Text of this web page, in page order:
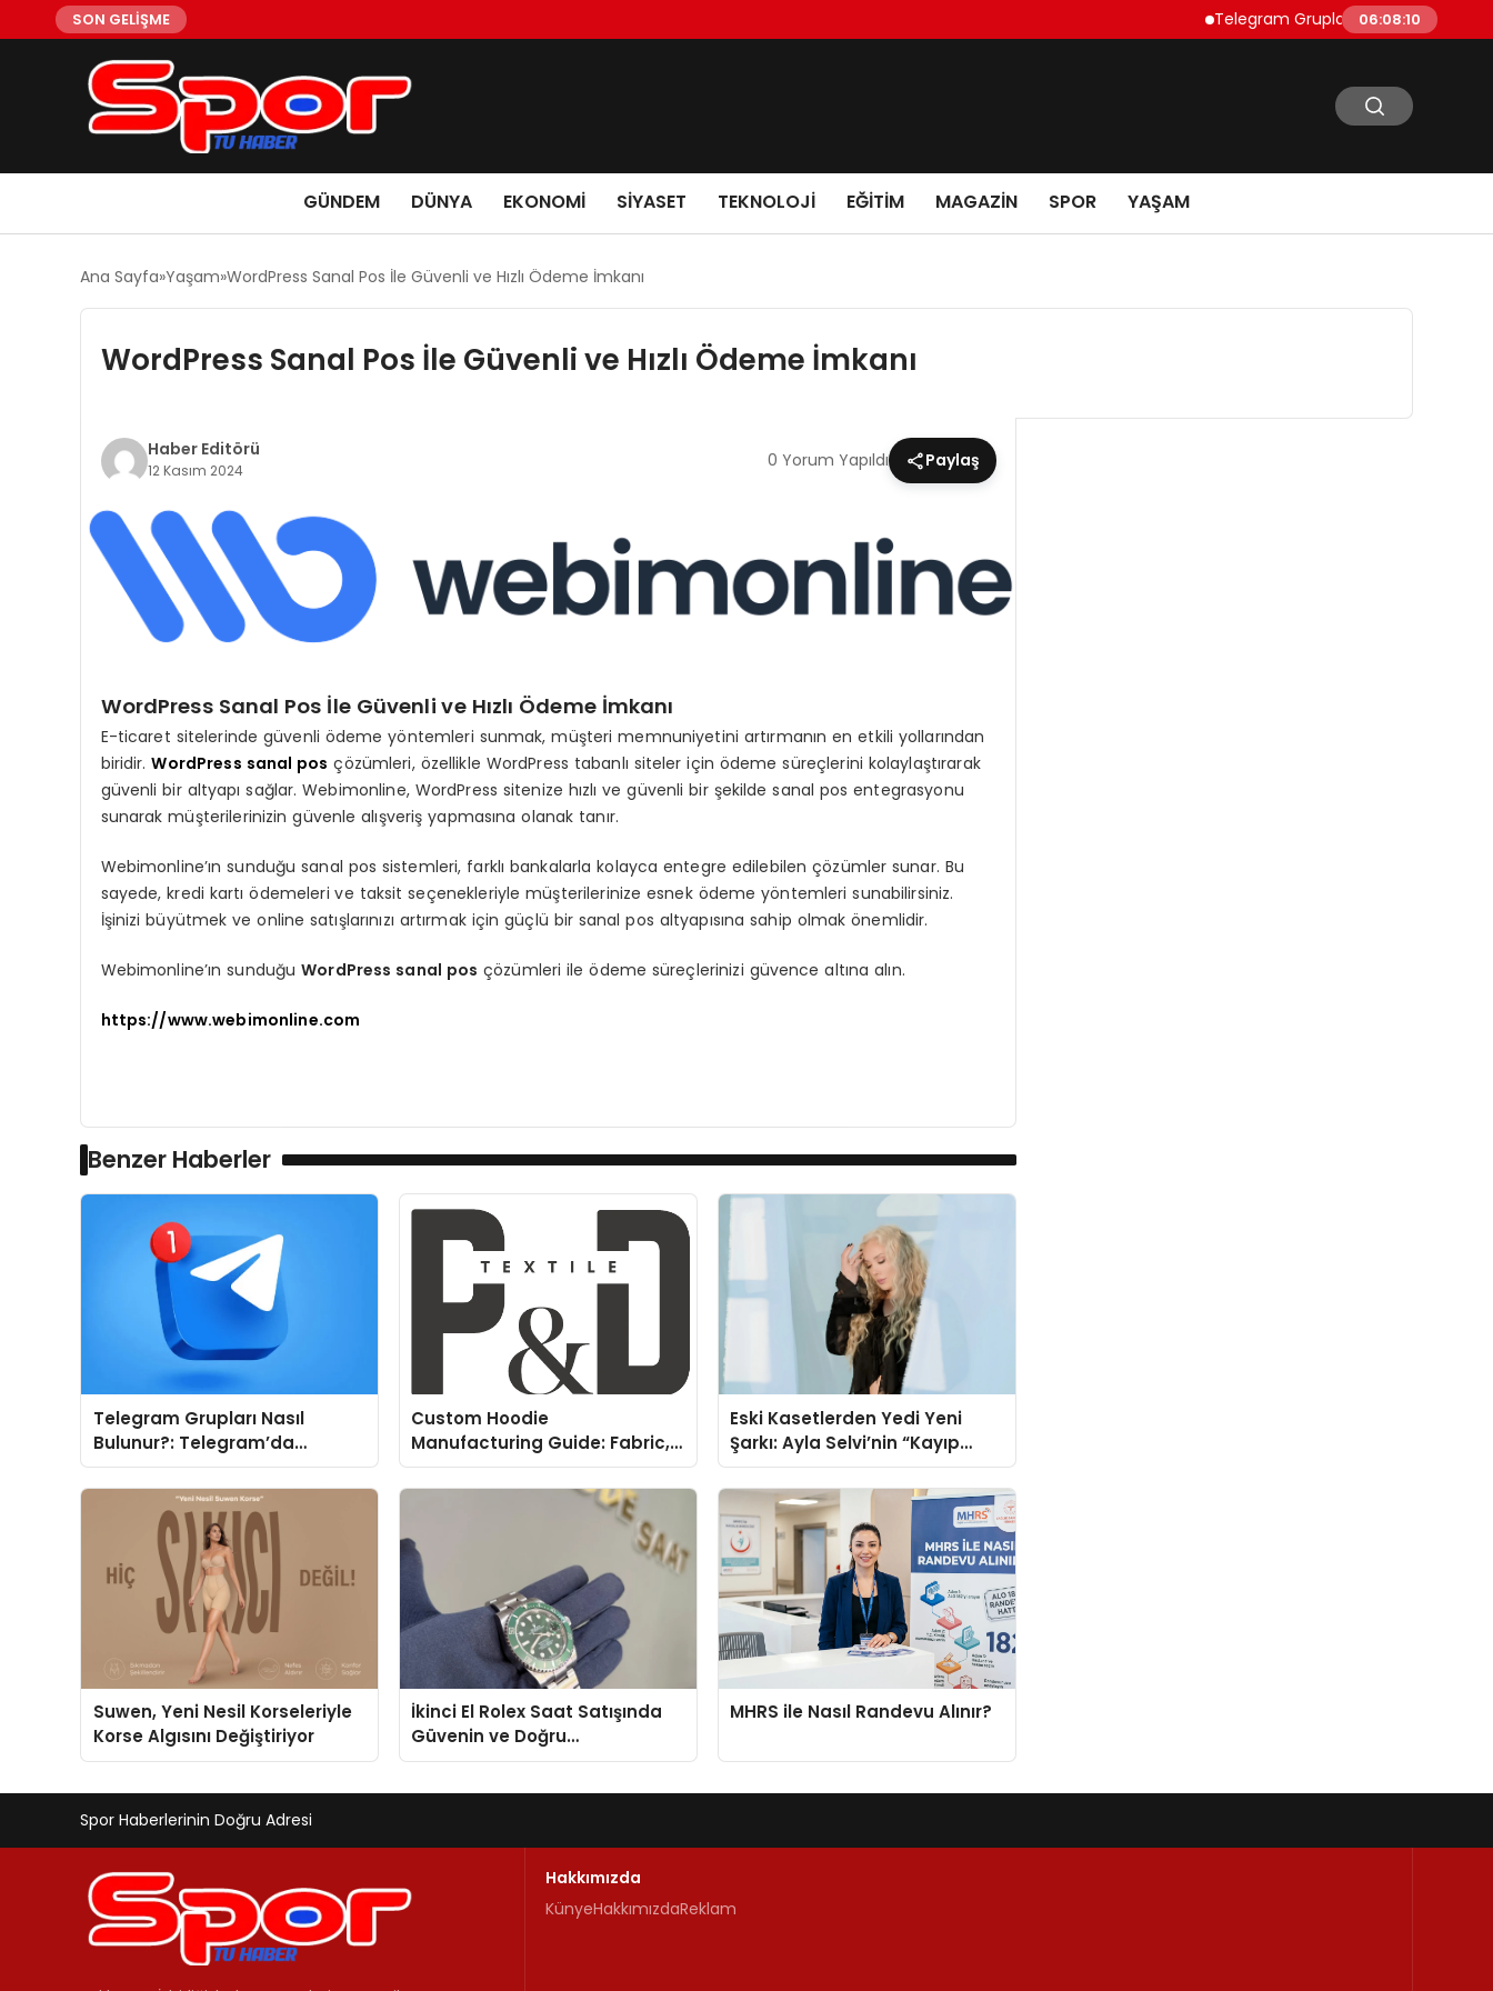
SON GELİŞME Telegram Grupları Nasıl Bulunur?:
06:08:10
GÜNDEM DÜNYA EKONOMI SIYASET TEKNOLOJI EĞITIM MAGAZIN SPOR YAŞAM
Ana Sayfa Yaşam WordPress Sanal Pos İle Güvenli ve Hızlı Ödeme İmkanı
WordPress Sanal Pos İle Güvenli ve Hızlı Ödeme İmkanı
Haber Editörü
12 Kasım 2024 0 Yorum Yapıldı Paylaş
WordPress Sanal Pos İle Güvenli ve Hızlı Ödeme İmkanı
E-ticaret sitelerinde güvenli ödeme yöntemleri sunmak, müşteri memnuniyetini artırmanın en etkili yollarından
biridir.WordPress sanal pos çözümleri, özellikle WordPress tabanlı siteler için ödeme süreçlerini kolaylaştırarak
güvenli bir altyapı sağlar. Webimonline, WordPress sitenize hızlı ve güvenli bir şekilde sanal pos entegrasyonu
sunarak müşterilerinizin güvenle alışveriş yapmasına olanak tanır.
Webimonline’ın sunduğu sanal pos sistemleri, farklı bankalarla kolayca entegre edilebilen çözümler sunar. Bu
sayede, kredi kartı ödemeleri ve taksit seçenekleriyle müşterilerinize esnek ödeme yöntemleri sunabilirsiniz.
İşinizi büyütmek ve online satışlarınızı artırmak için güçlü bir sanal pos altyapısına sahip olmak önemlidir.
Webimonline’ın sunduğuWordPress sanal pos çözümleri ile ödeme süreçlerinizi güvence altına alın.
https://www.webimonline.com
Benzer Haberler
Telegram Grupları Nasıl
Bulunur?: Telegram’da
Topluluk Deneyimini
Geliştirmek
Custom Hoodie
Manufacturing Guide: Fabric,
Fit and Printing Options
Eski Kasetlerden Yedi Yeni
Şarkı: Ayla Selvi’nin “Kayıp
Kasetler 1” Albümü 31
Temmuz’da Çıktı
Suwen, Yeni Nesil Korseleriyle
Korse Algısını Değiştiriyor
İkinci El Rolex Saat Satışında
Güvenin ve Doğru
Değerlemenin Adresi
MHRS ile Nasıl Randevu Alınır?
Spor Haberlerinin Doğru Adresi
Hakkımızda
KünyeHakkımızdaReklam